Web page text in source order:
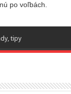
po voľbách.
tipy